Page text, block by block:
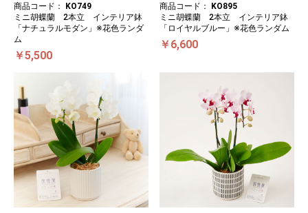
商品コード： KO749
ミニ胡蝶蘭 2本立 インテリア鉢
「ナチュラルモダン」※花色ランダ
ム
￥5,500
商品コード： KO895
ミニ胡蝶蘭 2本立 インテリア鉢
「ロイヤルブルー」※花色ランダム
￥6,600